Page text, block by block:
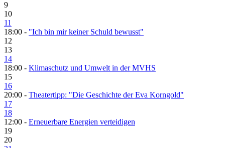
9
10
11
18:00 - "Ich bin mir keiner Schuld bewusst"
12
13
14
18:00 - Klimaschutz und Umwelt in der MVHS
15
16
20:00 - Theatertipp: "Die Geschichte der Eva Korngold"
17
18
12:00 - Erneuerbare Energien verteidigen
19
20